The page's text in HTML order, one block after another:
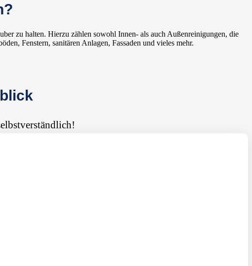
zu halten. Hierzu zählen sowohl Innen- als auch Außenreinigungen, die
Fenstern, sanitären Anlagen, Fassaden und vieles mehr.